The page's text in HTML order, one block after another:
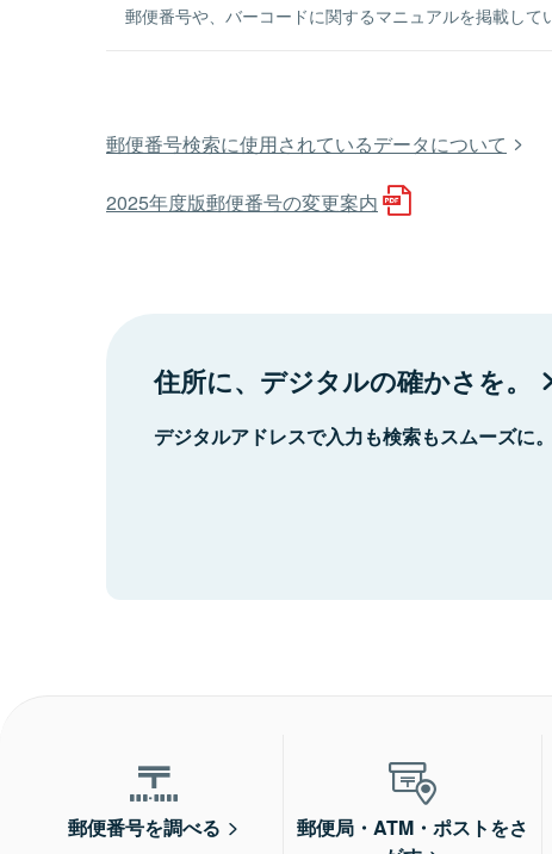
郵便番号や、バーコードに関するマニュアルを掲載して
郵便番号検索に使用されているデータについて
2025年度版郵便番号の変更案内
住所に、デジタルの確かさを。
デジタルアドレスで入力も検索もスムーズに。
郵便番号を調べる
郵便局・ATM・ポストをさ